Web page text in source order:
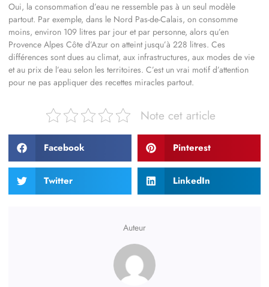
Oui, la consommation d’eau ne ressemble pas à un seul modèle
partout. Par exemple, dans le Nord Pas-de-Calais, on consomme
moins, environ 109 litres par jour et par personne, alors qu’en
Provence Alpes Côte d’Azur on atteint jusqu’à 228 litres. Ces
différences sont dues au climat, aux infrastructures, aux modes de vie
et au prix de l’eau selon les territoires. C’est un vrai motif d’attention
pour ne pas appliquer des recettes miracles partout.
Note cet article
Facebook Pinterest
Twitter LinkedIn
Auteur